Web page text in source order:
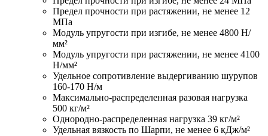
Предел прочности при растяжении, не менее 12
МПа
Модуль упругости при изгибе, не менее 4800 Н/
мм²
Модуль упругости при растяжении, не менее 4100
Н/мм²
Удельное сопротивление выдергиванию шурупов
160-170 Н/м
Максимально-распределенная разовая нагрузка
500 кг/м²
Однородно-распределенная нагрузка 39 кг/м²
Удельная вязкость по Шарпи, не менее 6 кДж/м²